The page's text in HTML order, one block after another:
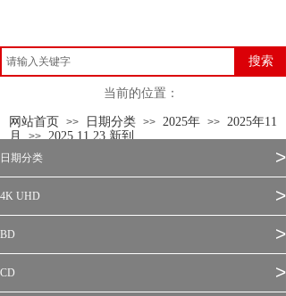
搜索
当前的位置：
网站首页 >> 日期分类 >> 2025年 >> 2025年11
月 >> 2025.11.23 新到
日期分类 >
4K UHD >
BD >
CD >